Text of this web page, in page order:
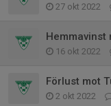
27 okt 2022
Hemmavinst
16 okt 2022
Förlust mot
2 okt 2022